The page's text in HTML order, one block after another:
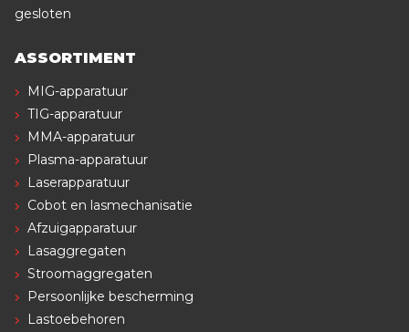
gesloten
ASSORTIMENT
MIG-apparatuur
TIG-apparatuur
MMA-apparatuur
Plasma-apparatuur
Laserapparatuur
Cobot en lasmechanisatie
Afzuigapparatuur
Lasaggregaten
Stroomaggregaten
Persoonlijke bescherming
Lastoebehoren